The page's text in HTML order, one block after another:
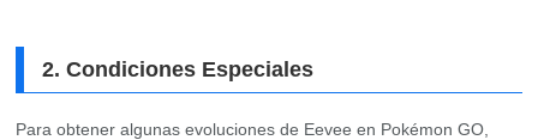
2. Condiciones Especiales
Para obtener algunas evoluciones de Eevee en Pokémon GO,